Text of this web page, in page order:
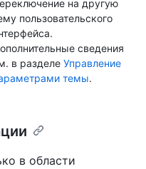
на другую
пользовательского
сведения
в разделе Управление
темы.
в области